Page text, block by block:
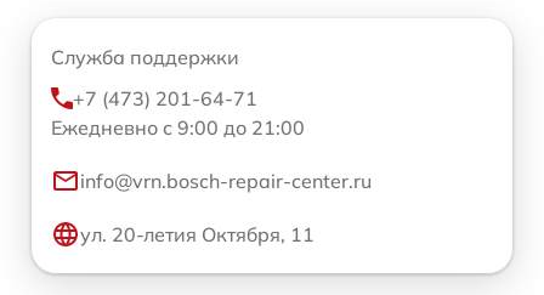
Служба поддержки
+7 (473) 201-64-71
Ежедневно с 9:00 до 21:00
info@vrn.bosch-repair-center.ru
ул. 20-летия Октября, 11